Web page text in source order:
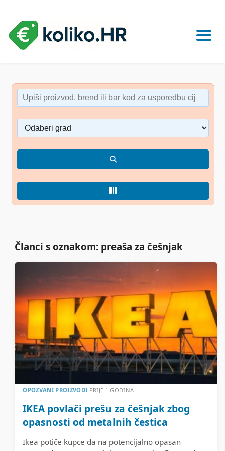
Članci s oznakom: preaša za češnjak
OPOZVANI PROIZVODI PRIJE 1 GODINA
IKEA povlači prešu za češnjak zbog
opasnosti od metalnih čestica
Ikea potiče kupce da na potencijalno opasan